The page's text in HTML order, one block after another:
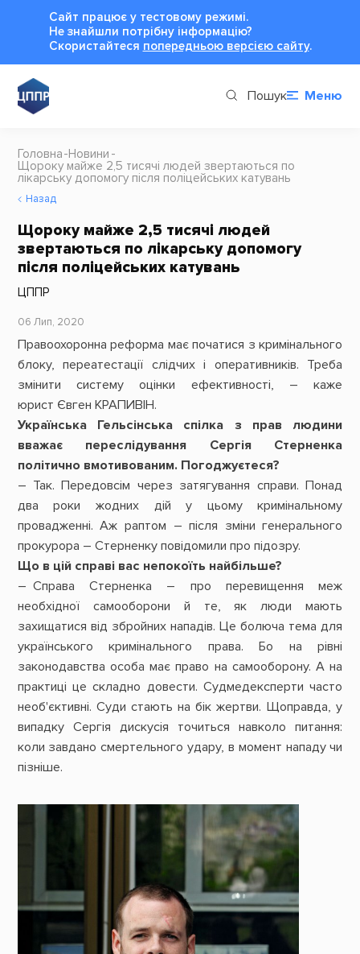
Сайт працює у тестовому режимі.
Не знайшли потрібну інформацію?
Cкористайтеся попередньою версією сайту.
Пошук Меню
Головна Новини
Щороку майже 2,5 тисячі людей звертаються по
лікарську допомогу після поліцейських катувань
Назад
Щороку майже 2,5 тисячі людей
звертаються по лікарську допомогу
після поліцейських катувань
ЦППР
06 Лип, 2020
Правоохоронна реформа має початися з кримінального
блоку, переатестації слідчих і оперативників. Треба
змінити систему оцінки ефективності, – каже
юрист Євген КРАПИВІН.
Українська Гельсінська спілка з прав людини
вважає переслідування Сергія Стерненка
політично вмотивованим. Погоджуєтеся?
– Так. Передовсім через затягування справи. Понад
два роки жодних дій у цьому кримінальному
провадженні. Аж раптом – після зміни генерального
прокурора – Стерненку повідомили про підозру.
Що в цій справі вас непокоїть найбільше?
– Справа Стерненка – про перевищення меж
необхідної самооборони й те, як люди мають
захищатися від збройних нападів. Це болюча тема для
українського кримінального права. Бо на рівні
законодавства особа має право на самооборону. А на
практиці це складно довести. Судмедексперти часто
необ'єктивні. Суди стають на бік жертви. Щоправда, у
випадку Сергія дискусія точиться навколо питання:
коли завдано смертельного удару, в момент нападу чи
пізніше.